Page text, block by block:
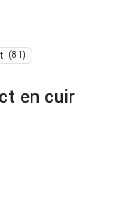
(81)
en cuir